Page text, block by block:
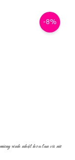
-8%
sinh nhật hoa lan vũ nữ